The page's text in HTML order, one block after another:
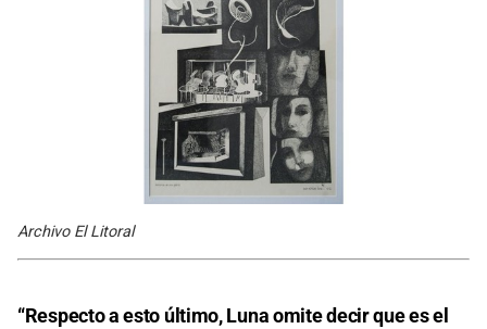
Archivo El Litoral
“Respecto a esto último, Luna omite decir que es el